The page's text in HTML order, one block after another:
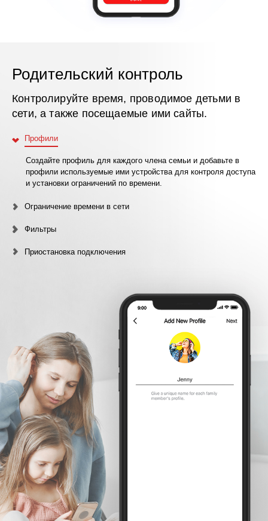
Родительский контроль
Контролируйте время, проводимое детьми в
сети, а также посещаемые ими сайты.
Профили
Создайте профиль для каждого члена семьи и добавьте в
профили используемые ими устройства для контроля доступа
и установки ограничений по времени.
Ограничение времени в сети
Фильтры
Приостановка подключения